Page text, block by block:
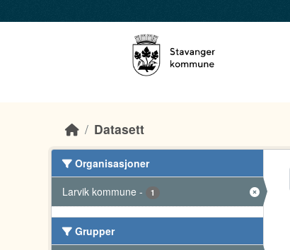
Datasett
Organisasjoner
Larvik kommune - 1
Grupper